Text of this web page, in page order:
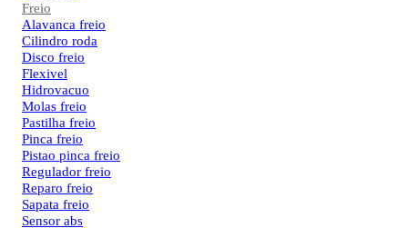
Freio
Alavanca freio
Cilindro roda
Disco freio
Flexivel
Hidrovacuo
Molas freio
Pastilha freio
Pinca freio
Pistao pinca freio
Regulador freio
Reparo freio
Sapata freio
Sensor abs